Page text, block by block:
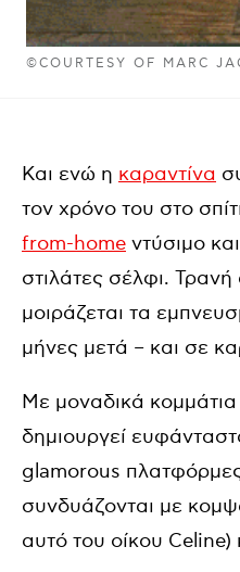
©COURTESY OF MARC
Και ενώ η καραντίνα
τον χρόνο του στο
from-home ντύσιμο
στιλάτες σέλφι.
μοιράζεται τα
μήνες μετά – και σε
Με μοναδικά
δημιουργεί
glamorous
συνδυάζονται με
αυτό του οίκου